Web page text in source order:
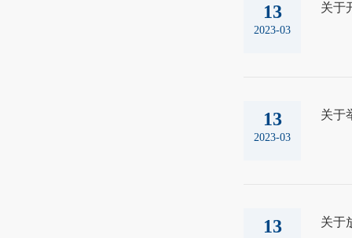
13
2023-03
关于
13
2023-03
关于
13 关于